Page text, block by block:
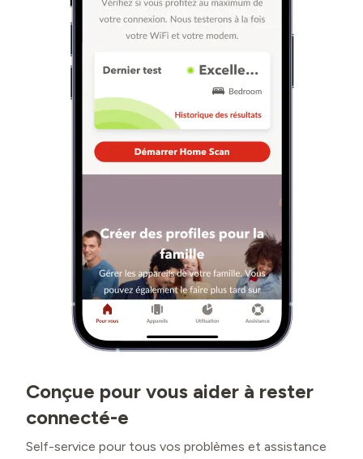
Conçue pour vous aider à rester
connecté-e
Self-service pour tous vos problèmes et assistance